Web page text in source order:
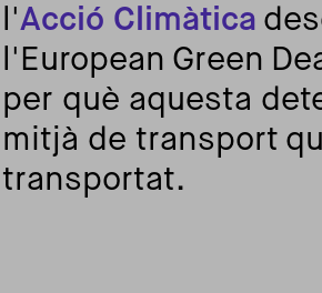
l'Acció Climàtica
l'European Green
per què aquesta
mitjà de transport
transportat.